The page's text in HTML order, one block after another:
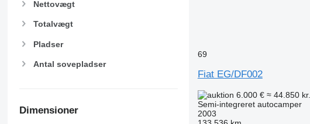
Nettovægt
Totalvægt
Pladser
Antal sovepladser
Dimensioner
69
Fiat EG/DF002
6.000 € ≈ 44.850 kr.
Semi-integreret autocamper
2003